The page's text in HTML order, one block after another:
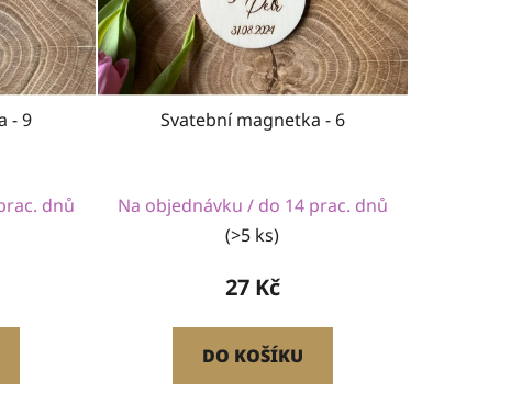
- 9
dnů
Svatební magnetka - 6
Na objednávku / do 14 prac. dnů
(>5 ks)
27 Kč
DO KOŠÍKU